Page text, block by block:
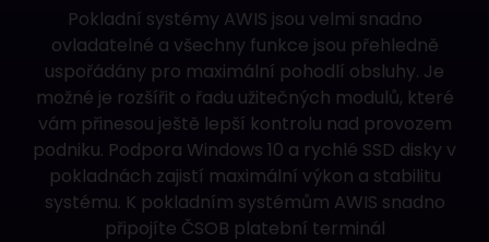
Pokladní systémy AWIS jsou velmi snadno
ovladatelné a všechny funkce jsou přehledně
uspořádány pro maximální pohodlí obsluhy. Je
možné je rozšířit o řadu užitečných modulů, které
vám přinesou ještě lepší kontrolu nad provozem
podniku. Podpora Windows 10 a rychlé SSD disky v
pokladnách zajistí maximální výkon a stabilitu
systému. K pokladním systémům AWIS snadno
připojíte ČSOB platební terminál